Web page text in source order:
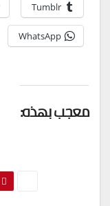
Tumblr
WhatsApp
معجب بهذه: